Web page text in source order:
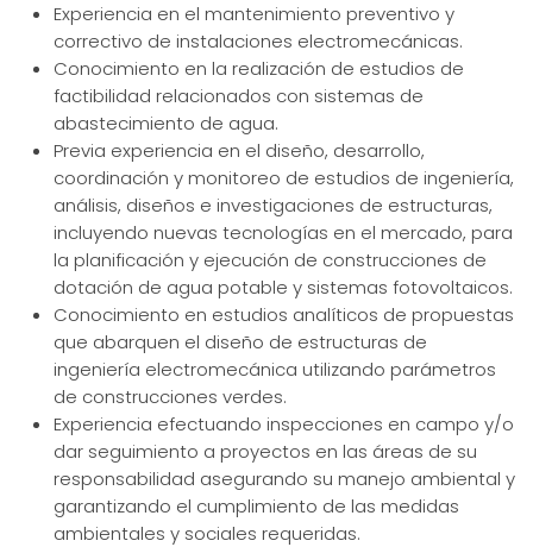
Experiencia en el mantenimiento preventivo y
correctivo de instalaciones electromecánicas.
Conocimiento en la realización de estudios de
factibilidad relacionados con sistemas de
abastecimiento de agua.
Previa experiencia en el diseño, desarrollo,
coordinación y monitoreo de estudios de ingeniería,
análisis, diseños e investigaciones de estructuras,
incluyendo nuevas tecnologías en el mercado, para
la planificación y ejecución de construcciones de
dotación de agua potable y sistemas fotovoltaicos.
Conocimiento en estudios analíticos de propuestas
que abarquen el diseño de estructuras de
ingeniería electromecánica utilizando parámetros
de construcciones verdes.
Experiencia efectuando inspecciones en campo y/o
dar seguimiento a proyectos en las áreas de su
responsabilidad asegurando su manejo ambiental y
garantizando el cumplimiento de las medidas
ambientales y sociales requeridas.